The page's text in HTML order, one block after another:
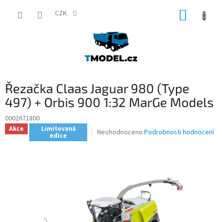
CZK
Řezačka Claas Jaguar 980 (Type
497) + Orbis 900 1:32 MarGe Models
0002671800
Akce Limitovaná
edice
Průměrné
hvězdiček.
Neohodnoceno Podrobnosti hodnocení